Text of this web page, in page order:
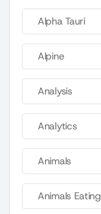
Alpha Tauri
Alpine
Analysis
Analytics
Animals
Animals Eating